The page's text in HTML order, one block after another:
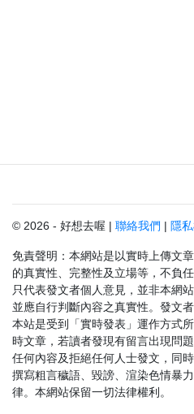
© 2026 - 好想去喔 | 聯絡我們 | 隱
免責聲明：本網站是以實時上傳文
的真實性、完整性及立場等，不負
只代表發文者個人意見，並非本網
並應自行判斷內容之真實性。發文
本站是受到「實時發表」運作方式
時文章，若讀者發現有留言出現問
任何內容及拒絕任何人士發文，同
撰寫粗言穢語、毀謗、渲染色情暴
律。本網站保留一切法律權利。